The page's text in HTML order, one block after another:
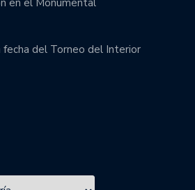
en el Monumental
fecha del Torneo del Interior